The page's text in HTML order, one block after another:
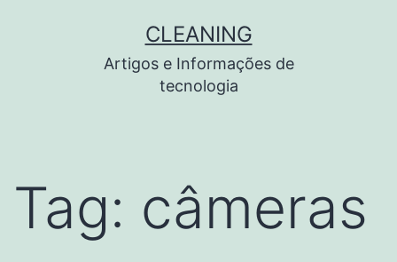
CLEANING
Artigos e Informações de
tecnologia
Tag: câmeras